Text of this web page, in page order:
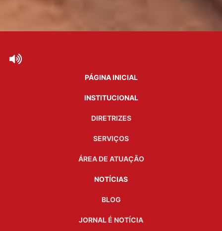
PÁGINA INICIAL
INSTITUCIONAL
DIRETRIZES
SERVIÇOS
ÁREA DE ATUAÇÃO
NOTÍCIAS
BLOG
JORNAL É NOTÍCIA